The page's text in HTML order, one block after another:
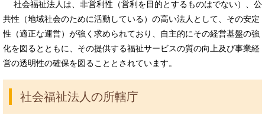
社会福祉法人は、非営利性（営利を目的とするものはでない）、公
共性（地域社会のために活動している）の高い法人として、その安定
性（適正な運営）が強く求められており、自主的にその経営基盤の強
化を図るとともに、その提供する福祉サービスの質の向上及び事業経
営の透明性の確保を図ることとされています。
社会福祉法人の所轄庁